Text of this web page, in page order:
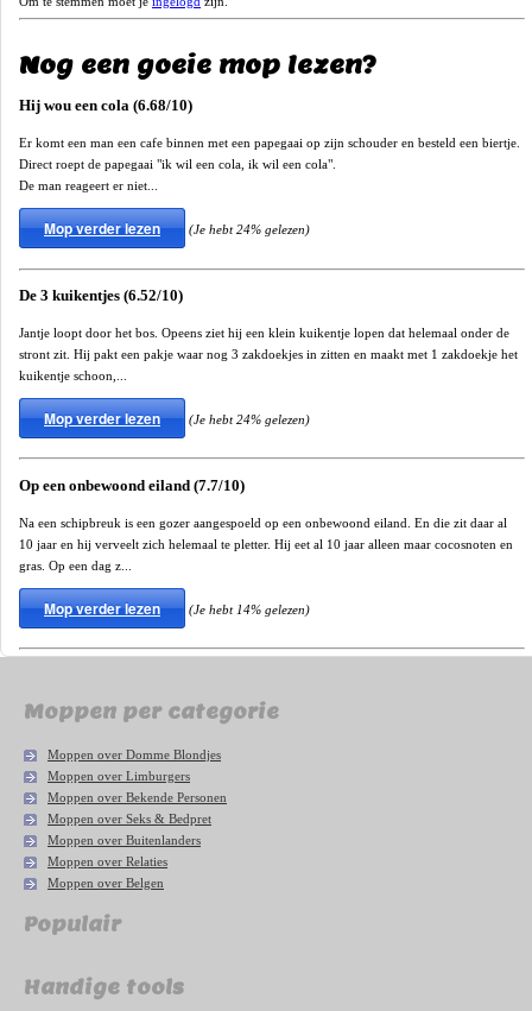
Nog een goeie mop lezen?
Hij wou een cola (6.68/10)
Er komt een man een cafe binnen met een papegaai op zijn schouder en besteld een biertje.
Direct roept de papegaai "ik wil een cola, ik wil een cola".
De man reageert er niet...
Mop verder lezen (Je hebt 24% gelezen)
De 3 kuikentjes (6.52/10)
Jantje loopt door het bos. Opeens ziet hij een klein kuikentje lopen dat helemaal onder de
stront zit. Hij pakt een pakje waar nog 3 zakdoekjes in zitten en maakt met 1 zakdoekje het
kuikentje schoon,...
Mop verder lezen (Je hebt 24% gelezen)
Op een onbewoond eiland (7.7/10)
Na een schipbreuk is een gozer aangespoeld op een onbewoond eiland. En die zit daar al
10 jaar en hij verveelt zich helemaal te pletter. Hij eet al 10 jaar alleen maar cocosnoten en
gras. Op een dag z...
Mop verder lezen (Je hebt 14% gelezen)
Moppen per categorie
Moppen over Domme Blondjes
Moppen over Limburgers
Moppen over Bekende Personen
Moppen over Seks & Bedpret
Moppen over Buitenlanders
Moppen over Relaties
Moppen over Belgen
Populair
Handige tools